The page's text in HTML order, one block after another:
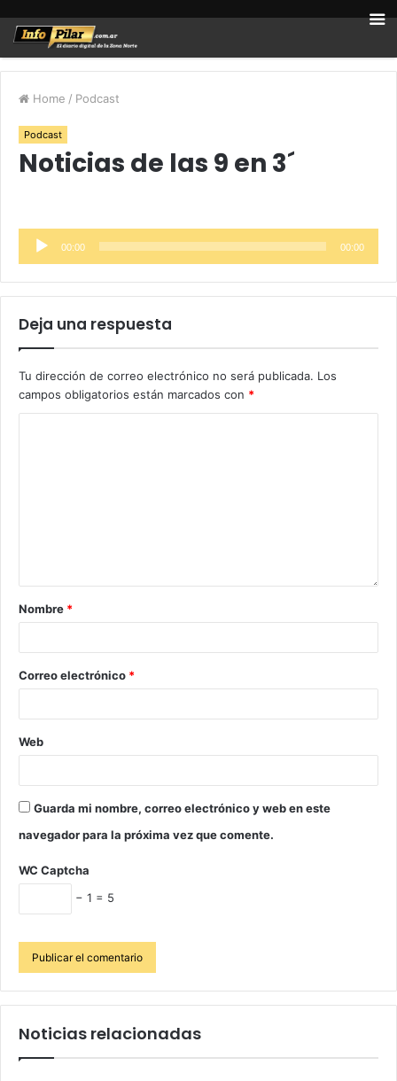
Home / Podcast
Podcast
Noticias de las 9 en 3´
Reproductor
de
audio
00:00 00:00
Deja una respuesta
Tu dirección de correo electrónico no será publicada. Los
campos obligatorios están marcados con *
Nombre *
Correo electrónico *
Web
Guarda mi nombre, correo electrónico y web en este
navegador para la próxima vez que comente.
WC Captcha
− 1 = 5
Noticias relacionadas